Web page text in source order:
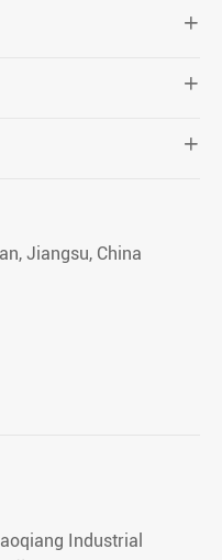



Jiangsu, China
Industrial